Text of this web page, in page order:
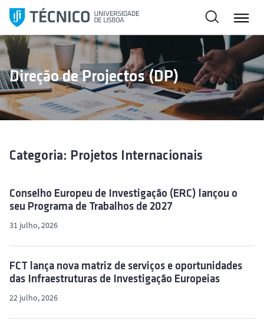
l
t
r
p
a
Direção de Projectos (DP)
Categoria: Projetos Internacionais
Conselho Europeu de Investigação (ERC) lançou o
seu Programa de Trabalhos de 2027
31 julho, 2026
FCT lança nova matriz de serviços e oportunidades
das Infraestruturas de Investigação Europeias
22 julho, 2026